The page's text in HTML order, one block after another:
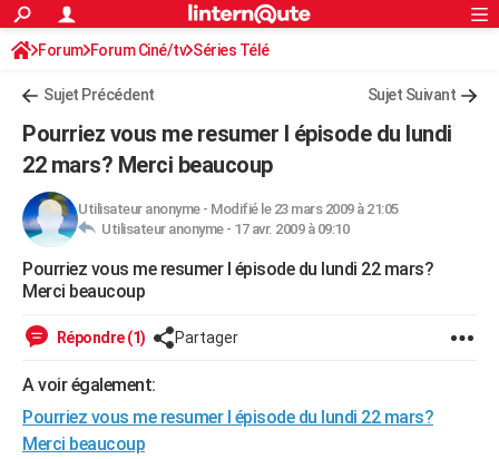
ACTUALITÉS
Politique
Société
Faits Divers
Education
Monde
Villes
+
Programme TV
TNTStreaming
Cinéma
Sorties cinéma
Musique
+FINANCE
Retraite
Impôts
Epargne
Immobilier
Risques naturels par ville
Banque
Assurance
Crédit
AUTO
Essais
Réserver un essai
Citadines
Berlines
SUV
Forum auto
HIGH-TECH
Mobiles
Meilleur smartphone
Internet
Ordinateurs
Jeux vidéo
Guide high-tech
BRICOLAGE
Forum
Aménagement intérieur
Extérieur
Cuisine
Salle de bains
Jardinage
Rangement
WEEK-END
Guides de France
Escapades
Patrimoine
Expositions
Musées
Week-end nature
+LIFESTYLE
Art de vivre
Bien-être
Loisirs
Mode
Modes de vie
SANTE
S'inscrire
Connexion
Forum Forum Ciné/tv Séries Télé
Sujet Précédent Sujet Suivant
Pourriez vous me resumer l épisode du lundi
22 mars? Merci beaucoup
Utilisateur anonyme- Modifié le 23 mars 2009 à 21:05
Utilisateur anonyme - 17 avr. 2009 à 09:10
Pourriez vous me resumer l épisode du lundi 22 mars?
Merci beaucoup
Répondre (1) Partager
A voir également:
Pourriez vous me resumer l épisode du lundi 22 mars?
Merci beaucoup